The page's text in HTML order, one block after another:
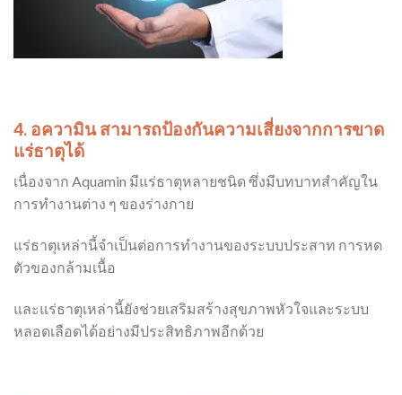
4. อความินสามารถป้องกันความเสี่ยงจากการขาด
แร่ธาตุได้
เนื่องจาก Aquamin มีแร่ธาตุหลายชนิด ซึ่งมีบทบาทสำคัญใน
การทำงานต่าง ๆ ของร่างกาย
แร่ธาตุเหล่านี้จำเป็นต่อการทำงานของระบบประสาท การหด
ตัวของกล้ามเนื้อ
และแร่ธาตุเหล่านี้ยังช่วยเสริมสร้างสุขภาพหัวใจและระบบ
หลอดเลือดได้อย่างมีประสิทธิภาพอีกด้วย